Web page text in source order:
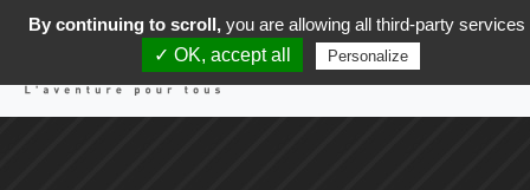
By continuing to scroll, you are allowing all third-party services
✓ OK, accept all
Personalize